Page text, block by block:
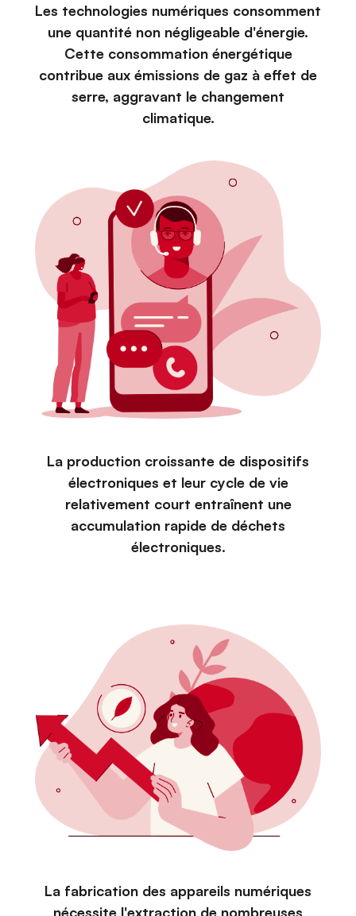
Les technologies numériques consomment
une quantité non négligeable d'énergie.
Cette consommation énergétique
contribue aux émissions de gaz à effet de
serre, aggravant le changement
climatique.
La production croissante de dispositifs
électroniques et leur cycle de vie
relativement court entraînent une
accumulation rapide de déchets
électroniques.
La fabrication des appareils numériques
nécessite l'extraction de nombreuses